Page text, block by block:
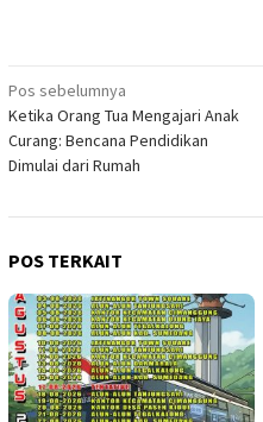
Navigasi
pos
Pos sebelumnya
Ketika Orang Tua Mengajari Anak
Curang: Bencana Pendidikan
Dimulai dari Rumah
POS TERKAIT